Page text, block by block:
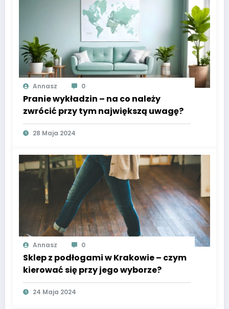
Annasz 0
Pranie wykładzin – na co należy
zwrócić przy tym największą uwagę?
28 Maja 2024
Annasz 0
Sklep z podłogami w Krakowie – czym
kierować się przy jego wyborze?
24 Maja 2024